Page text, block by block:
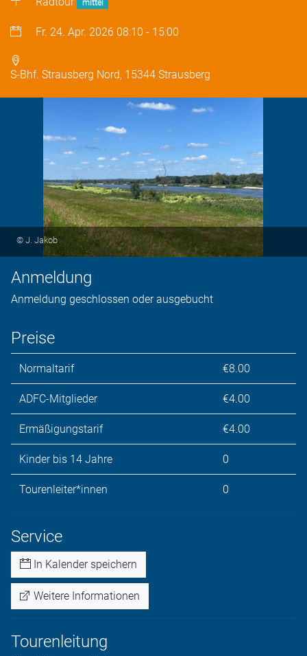
mittel
Fr. 24. Apr. 2026 08:10 - 15:00
S-Bhf. Strausberg Nord, 15344 Strausberg
© J. Jakob
Anmeldung
Anmeldung geschlossen oder ausgebucht
Preise
Normaltarif €8.00
ADFC-Mitglieder €4.00
Ermäßigungstarif €4.00
Kinder bis 14 Jahre 0
Tourenleiter*innen 0
Service
In Kalender speichern
Weitere Informationen
Tourenleitung